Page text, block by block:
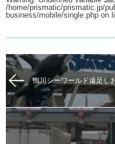
/home/prismatic/prismatic.jp/
business/mobile/single.php on
鴨川シーワールド遠足し